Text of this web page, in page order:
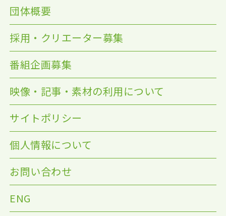
団体概要
採用・クリエーター募集
番組企画募集
映像・記事・素材の利用について
サイトポリシー
個人情報について
お問い合わせ
ENG